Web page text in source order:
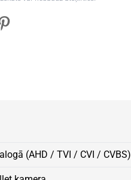
(AHD / TVI / CVI / CVBS)